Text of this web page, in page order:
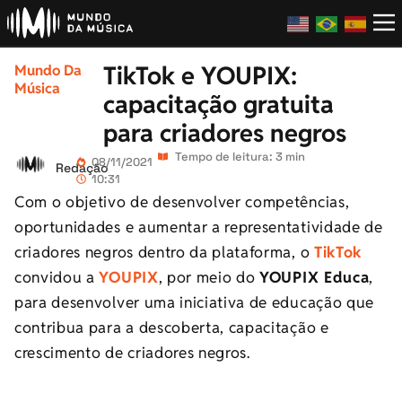
Mundo Da
Música
TikTok e YOUPIX:
capacitação gratuita
para criadores negros
Redação08/11/2021
10:31
Tempo de leitura: 3 min
Com o objetivo de desenvolver competências,
oportunidades e aumentar a representatividade de
criadores negros dentro da plataforma, o TikTok
convidou aYOUPIX, por meio doYOUPIX Educa,
para desenvolver uma iniciativa de educação que
contribua para a descoberta, capacitação e
crescimento de criadores negros.